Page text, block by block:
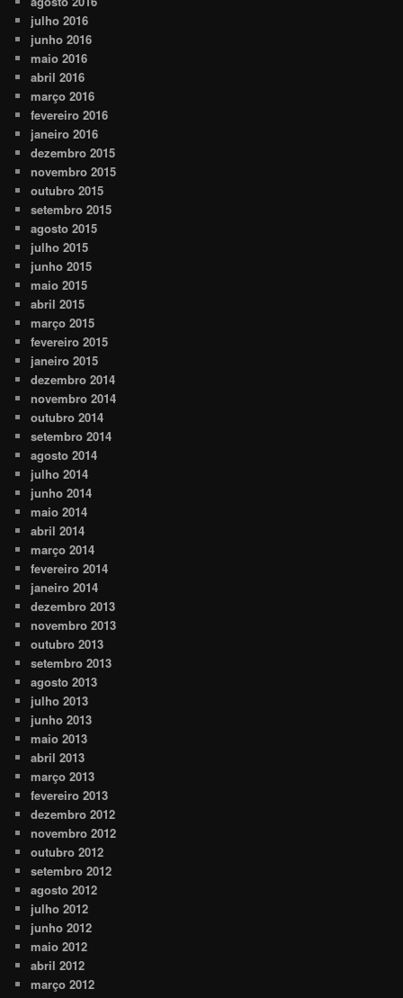
julho 2016
junho 2016
maio 2016
abril 2016
março 2016
fevereiro 2016
janeiro 2016
dezembro 2015
novembro 2015
outubro 2015
setembro 2015
agosto 2015
julho 2015
junho 2015
maio 2015
abril 2015
março 2015
fevereiro 2015
janeiro 2015
dezembro 2014
novembro 2014
outubro 2014
setembro 2014
agosto 2014
julho 2014
junho 2014
maio 2014
abril 2014
março 2014
fevereiro 2014
janeiro 2014
dezembro 2013
novembro 2013
outubro 2013
setembro 2013
agosto 2013
julho 2013
junho 2013
maio 2013
abril 2013
março 2013
fevereiro 2013
dezembro 2012
novembro 2012
outubro 2012
setembro 2012
agosto 2012
julho 2012
junho 2012
maio 2012
abril 2012
março 2012